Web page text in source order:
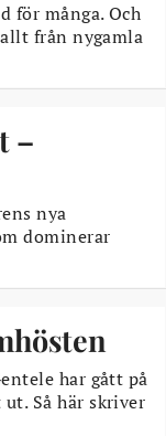
för många. Och
från nygamla
–
nya
dominerar
har gått på
Så här skriver